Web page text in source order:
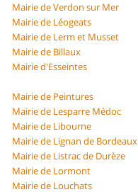
Mairie de Verdon sur Mer
Mairie de Léogeats
Mairie de Lerm et Musset
Mairie de Billaux
Mairie d'Esseintes
Mairie de Peintures
Mairie de Lesparre Médoc
Mairie de Libourne
Mairie de Lignan de Bordeaux
Mairie de Listrac de Durèze
Mairie de Lormont
Mairie de Louchats